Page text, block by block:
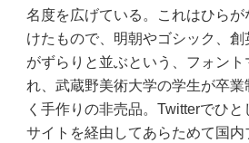
名度を広げている。これはひら
けたもので、明朝やゴシック、
がずらりと並ぶという、フォン
れ、武蔵野美術大学の学生が卒
く手作りの非売品。Twitterでひ
サイトを経由してあらためて国